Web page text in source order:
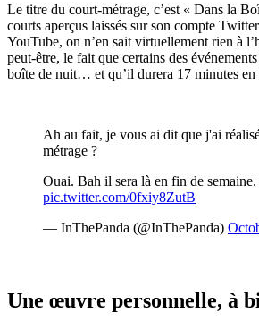
Le titre du court-métrage, c’est « Dans la
courts aperçus laissés sur son compte
YouTube, on n’en sait virtuellement rien à
peut-être, le fait que certains des
boîte de nuit… et qu’il durera 17 minutes en
Ah au fait, je vous ai dit que j'ai
métrage ?
Ouai. Bah il sera là en fin de
pic.twitter.com/0fxiy8ZutB
— InThePanda (@InThePanda)
Une œuvre personnelle, à